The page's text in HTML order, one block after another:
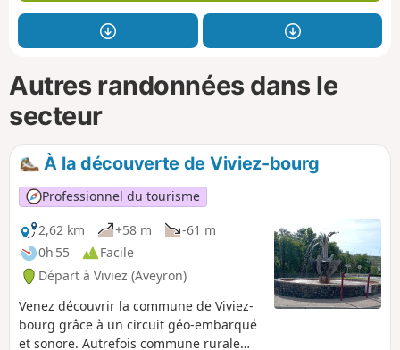
Autres randonnées dans le
secteur
À la découverte de Viviez-bourg
Professionnel du tourisme
2,62 km
+58 m
-61 m
0h 55
Facile
Départ à Viviez (Aveyron)
Venez découvrir la commune de Viviez-
bourg grâce à un circuit géo-embarqué
et sonore. Autrefois commune rurale